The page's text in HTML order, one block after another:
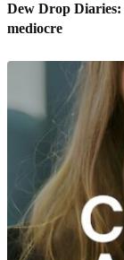
Dew Drop
mediocre